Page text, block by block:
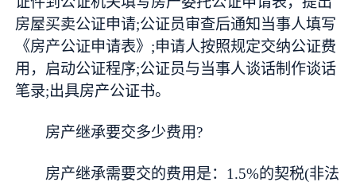
房屋买卖公证申请;公证员审查后通知当事人填写
《房产公证申请表》;申请人按照规定交纳公证费
用，启动公证程序;公证员与当事人谈话制作谈话
笔录;出具房产公证书。
房产继承要交多少费用?
房产继承需要交的费用是：1.5%的契税(非法